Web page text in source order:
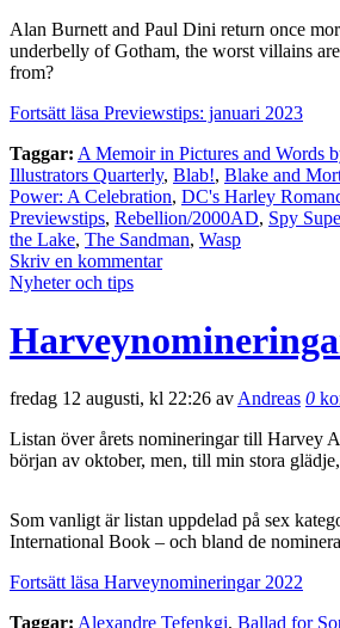
Alan Burnett and Paul Dini return once
underbelly of Gotham, the worst villains
from?
Fortsätt läsa Previewstips: januari 2023
Taggar: A Memoir in Pictures and Words
Illustrators Quarterly, Blab!, Blake and
Power: A Celebration, DC's Harley
Previewstips, Rebellion/2000AD, Spy
the Lake, The Sandman, Wasp
Skriv en kommentar
Nyheter och tips
fredag 12 augusti, kl 22:26 avAndreas 0
Listan över årets nomineringar till Harvey
början av oktober, men, till min stora
Som vanligt är listan uppdelad på sex
International Book – och bland de
Fortsätt läsa Harveynomineringar 2022
Taggar: Alexandre Tefenkgi, Ballad for